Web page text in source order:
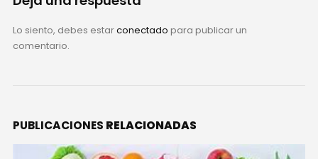
Lo siento, debes estarconectado para publicar un
comentario.
PUBLICACIONES RELACIONADAS